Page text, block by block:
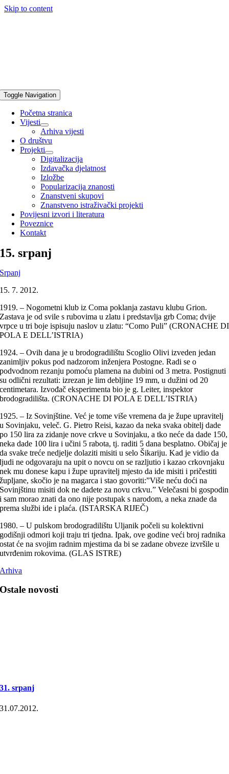
Skip to content
Toggle Navigation
Početna stranica
Vijesti
Arhiva vijesti
O društvu
Projekti
Digitalizacija
Izdavačka djelatnost
Izložbe
Popularizacija znanosti
Znanstveni skupovi
Znanstveno istraživački projekti
Povijesni izvori i literatura
Poveznice
Kontakt
15. srpanj
Srpanj
15. 7. 2012.
1919. – Nogometni klub iz Coma poklanja zastavu klubu Grion.
Zastava je od svile s rubovima u zlatu i predstavlja grb Coma; dvije
vrpce u tri boje ispisuju naslov u zlatu: “Como Puli” (CRONACHE DI
POLA E DELL’ISTRIA)
1924. – Ovih dana je u brodogradilištu Scoglio Olivi izveden jedan
zanimljiv pokus pod nadzorom inženjera Postogne. Radi se o
podvodnom rezanju pomoću plamena na dubini od 3 metra. Postignuti
su odlični rezultati: izrezan je lim debljine 19 mm, u dužini od 20
centimetara. Izvođač eksperimenta bio je g. Leiter, inspektor
brodogradilišta. (CRONACHE DI POLA E DELL’ISTRIA)
1925. – Iz Sovinjštine. Već je tome više vremena da je župe upravitelj
u Sovinjaku, veleč. G. Pietro Reisi, kazao da neka svaka obitelj dade
po 150 lira za zidanje nove crkve u Sovinjaku, a tko neće da dade 150,
neka dade 100 lira i učini 5 rabota, tj. raditi 5 dana besplatno. Običaj je
da svake treće nedjelje dolaziti misiti u selo Šikariju. Kad je vidio da
ljudi ne odgovaraju na upit o novcu on se razljutio i kazao crkovnjaku
nek mu donese kapu i župe upravitelj mjesto da ide misiti i pričestiti
župljane, skočio je na magarca i stao govoriti:”Više neću doći na
Sovinjštinu misiti dok ne dadete za novu crkvu.” Velečasni bi gospodin
i sam morao znati da ono nije postupak s narodom, a neka znade da
prema službi ide i plaća. (ISTARSKA RIJEČ)
1980. – U pulskom brodogradilištu Uljanik počeli su kolektivni
godišnji odmori koji traju tri tjedna. Ipak, ove godine veći broj radnika
ostat će na svojim radnim mjestima da bi se zadane obveze izvršile u
utvrđenim rokovima. (GLAS ISTRE)
Arhiva
Ostale novosti
31. srpanj
31.07.2012.